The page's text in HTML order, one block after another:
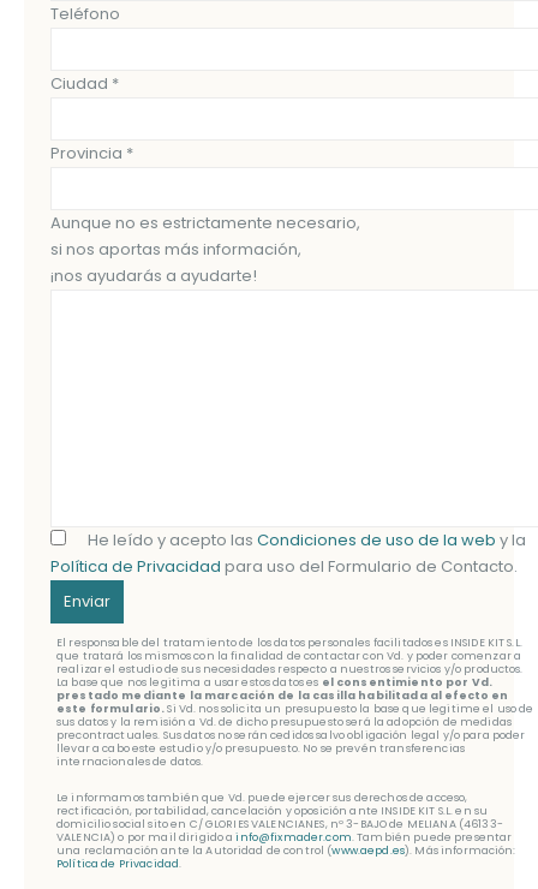
Teléfono
Ciudad *
Provincia *
Aunque no es estrictamente necesario,
si nos aportas más información,
¡nos ayudarás a ayudarte!
He leído y acepto las Condiciones de uso de la web y la
Política de Privacidad para uso del Formulario de Contacto.
El responsable del tratamiento de los datos personales facilitados es INSIDE KIT S.L.
que tratará los mismos con la finalidad de contactar con Vd. y poder comenzar a
realizar el estudio de sus necesidades respecto a nuestros servicios y/o productos.
La base que nos legitima a usar estos datos es el consentimiento por Vd.
prestado mediante la marcación de la casilla habilitada al efecto en
este formulario.Si Vd. nos solicita un presupuesto la base que legitime el uso de
sus datos y la remisión a Vd. de dicho presupuesto será la adopción de medidas
precontractuales. Sus datos no serán cedidos salvo obligación legal y/o para poder
llevar a cabo este estudio y/o presupuesto. No se prevén transferencias
internacionales de datos.
Le informamos también que Vd. puede ejercer sus derechos de acceso,
rectificación, portabilidad, cancelación y oposición ante INSIDE KIT S.L. en su
domicilio social sito en C/ GLORIES VALENCIANES, nº 3-BAJO de MELIANA (46133-
VALENCIA) o por mail dirigido ainfo@fixmader.com. También puede presentar
una reclamación ante la Autoridad de control (www.aepd.es). Más información:
Política de Privacidad.